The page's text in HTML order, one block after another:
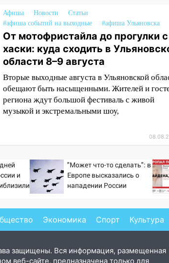
Афиша Новости
Статьи
#афиша событий на выходные
#афиша Ульяновска
От мотофристайла до прогулки с
хаски: куда сходить в
области 8–9 августа
Вторые выходные августа в Ульяновской
обещают быть насыщенными. Жителей и
региона ждут большой фестиваль с живой
музыкой и экстремальными шоу,
и
"Может что-то сделать": в
Европе высказались о
нападении России
Экономика Спорт Культура
защищены. Вся информация, размещенная
веб-сайте, предназначена только для